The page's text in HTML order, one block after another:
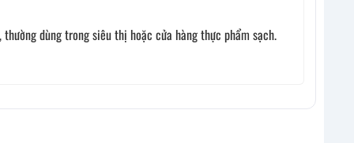
thường dùng trong siêu thị hoặc cửa hàng thực phẩm sạch.